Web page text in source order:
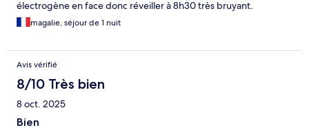
électrogène en face donc réveiller à 8h30 très bruyant.
magalie, séjour de 1 nuit
Avis vérifié
8/10 Très bien
8 oct. 2025
Bien